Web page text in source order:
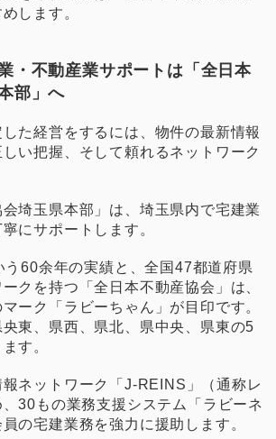
します。
・不動産業サポートは「全日本
部」へ
た経営をするには、物件の最新情報
い把握、そして頼れるネットワーク
会埼玉県本部」は、埼玉県内で宅建業
にサポートします。
60余年の実績と、全国47都道府県
クを持つ「全日本不動産協会」は、
ーク「ラビーちゃん」が目印です。
東、県西、県北、県中央、県東の5
す。
ネットワーク「J-REINS」（通称レ
30もの業務支援システム「ラビーネ
の宅建業務を強力に援助します。